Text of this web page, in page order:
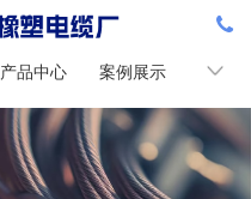
产品中心 案例展示 新闻中